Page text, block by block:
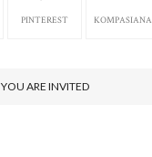
PINTEREST KOMPASIANA
YOU ARE INVITED